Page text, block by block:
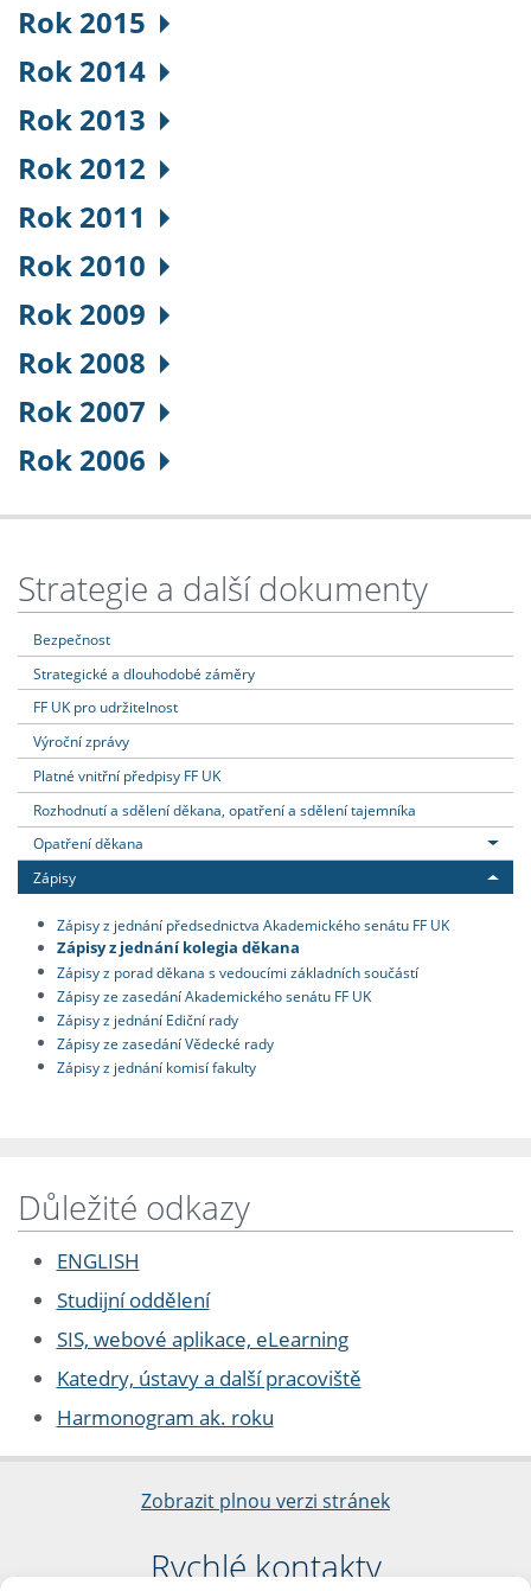
Rok 2015
Rok 2014
Rok 2013
Rok 2012
Rok 2011
Rok 2010
Rok 2009
Rok 2008
Rok 2007
Rok 2006
Strategie a další dokumenty
Bezpečnost
Strategické a dlouhodobé záměry
FF UK pro udržitelnost
Výroční zprávy
Platné vnitřní předpisy FF UK
Rozhodnutí a sdělení děkana, opatření a sdělení tajemníka
Opatření děkana
Zápisy
Zápisy z jednání předsednictva Akademického senátu FF UK
Zápisy z jednání kolegia děkana
Zápisy z porad děkana s vedoucími základních součástí
Zápisy ze zasedání Akademického senátu FF UK
Zápisy z jednání Ediční rady
Zápisy ze zasedání Vědecké rady
Zápisy z jednání komisí fakulty
Důležité odkazy
ENGLISH
Studijní oddělení
SIS, webové aplikace, eLearning
Katedry, ústavy a další pracoviště
Harmonogram ak. roku
Zobrazit plnou verzi stránek
Rychlé kontakty